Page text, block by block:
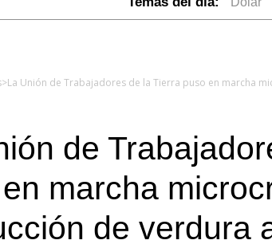
>
de
marcha
de verdura